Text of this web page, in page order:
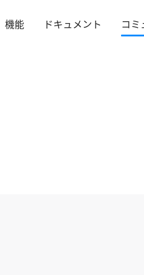
機能 ドキュメント コミ